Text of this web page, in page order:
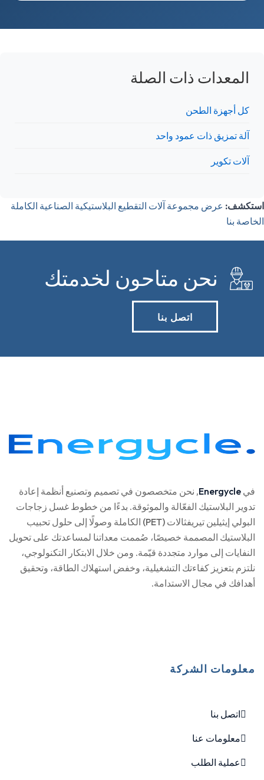
المعدات ذات الصلة
كل أجهزة الطحن
آلة تمزيق ذات عمود واحد
آلات تكوير
استكشف: عرض مجموعة آلات التقطيع البلاستيكية الصناعية الكاملة
الخاصة بنا
نحن متاحون لخدمتك
اتصل بنا
في Energycle, نحن متخصصون في تصميم وتصنيع أنظمة إعادة
تدوير البلاستيك الفعّالة والموثوقة. بدءًا من خطوط غسل زجاجات
البولي إيثيلين تيريفثالات (PET) الكاملة وصولًا إلى حلول تحبيب
البلاستيك المصممة خصيصًا، صُممت معداتنا لمساعدتك على تحويل
النفايات إلى موارد متجددة قيّمة. ومن خلال الابتكار التكنولوجي،
نلتزم بتعزيز كفاءتك التشغيلية، وخفض استهلاك الطاقة، وتحقيق
أهدافك في مجال الاستدامة.
معلومات الشركة
اتصل بنا
معلومات عنا
عملية الطلب